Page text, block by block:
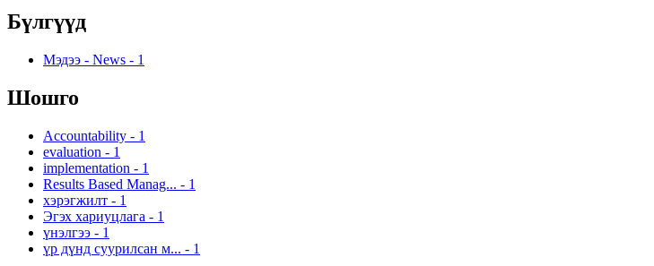
Бүлгүүд
Мэдээ - News - 1
Шошго
Accountability - 1
evaluation - 1
implementation - 1
Results Based Manag... - 1
хэрэгжилт - 1
Эгэх хариуцлага - 1
үнэлгээ - 1
үр дүнд суурилсан м... - 1